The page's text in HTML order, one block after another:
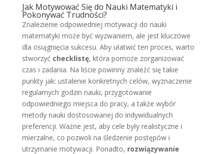
Jak Motywować Się do Nauki Matematyki i
Pokonywać Trudności?
Znalezienie odpowiedniej motywacji do nauki
matematyki może być wyzwaniem, ale jest kluczowe
dla osiągnięcia sukcesu. Aby ułatwić ten proces, warto
stworzyć checklistę, która pomoże zorganizować
czas i zadania. Na liście powinny znaleźć się takie
punkty jak: ustalenie konkretnych celów, wyznaczenie
regularnych godzin nauki, przygotowanie
odpowiedniego miejsca do pracy, a także wybór
metody nauki dostosowanej do indywidualnych
preferencji. Ważne jest, aby cele były realistyczne i
mierzalne, co pozwoli na śledzenie postępów i
utrzymanie motywacji. Ponadto, rozwiązywanie